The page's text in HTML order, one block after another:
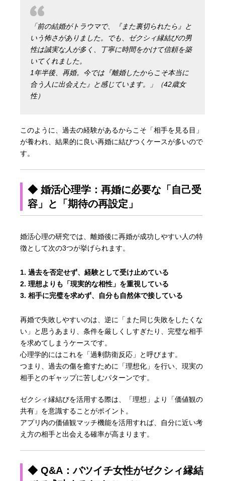
「前の結婚がトラウマで、『また裏切られたら』と
いう怖さがありました。でも、ゼクシィ縁結びの男
性は誠実な人が多く、丁寧に時間をかけて信頼を築
いてくれました。
1年半後、再婚。今では『離婚したからこそ本当に
合う人に出会えた』と感じています。」（42歳女
性）
このように、過去の経験があるからこそ「相手を見る目」
が養われ、結果的に良い再婚に結びつくケースが多いので
す。
◆ 婚活心理学：再婚に必要な「自己受
容」と「期待の再設定」
婚活心理の研究では、離婚後に再婚が成功しやすい人の特
徴として次の3つが挙げられます。
過去を否定せず、経験として受け止めている
理想よりも「現実的な相性」を重視している
相手に完璧を求めず、自分も自然体で接している
再婚で失敗しやすいのは、逆に「また同じ失敗をしたくな
い」と思うあまり、条件を厳しくしすぎたり、完璧な相手
を求めてしまうケースです。
心理学的にはこれを「過剰防衛反応」と呼びます。
つまり、過去の傷を癒すために「理想化」を行い、現実の
相手とのギャップに苦しむパターンです。
ゼクシィ縁結びを活用する際は、「理想」より「価値観の
共有」を意識することがポイント。
アプリ内の価値観マッチ機能を活用すれば、自分に近い考
え方の相手と出会える確率が高まります。
◆ Q&A：バツイチ女性がゼクシィ縁結